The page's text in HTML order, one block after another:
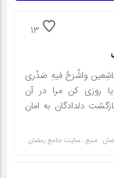
13
واشْرَحْ فیهِ صَدْری
روزى کن مرا در آن
دلدادگان به امان
منبع : سایت جامع رمضان